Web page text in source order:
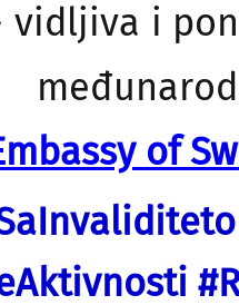
vidljiva i
of